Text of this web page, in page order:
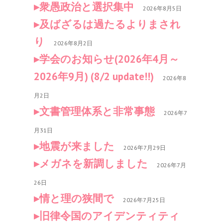
衆愚政治と選択集中 2026年8月5日
及ばざるは過たるよりまされ
り
2026年8月2日
学会のお知らせ(2026年4月～
2026年9月) (8/2 update!!)
2026年8
月2日
文書管理体系と非常事態 2026年7
月31日
地震が来ました 2026年7月29日
メガネを新調しました 2026年7月
26日
情と理の狭間で 2026年7月25日
旧律令国のアイデンティティ